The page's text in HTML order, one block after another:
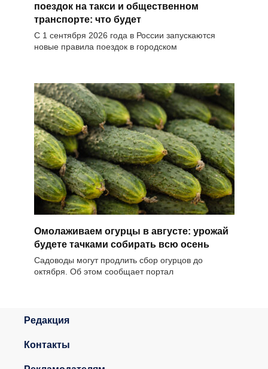
поездок на такси и общественном
транспорте: что будет
С 1 сентября 2026 года в России запускаются
новые правила поездок в городском
Омолаживаем огурцы в августе: урожай
будете тачками собирать всю осень
Садоводы могут продлить сбор огурцов до
октября. Об этом сообщает портал
Редакция
Контакты